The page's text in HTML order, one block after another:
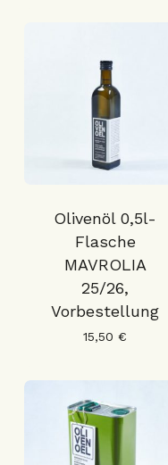
Olivenöl 0,5l-
Flasche
MAVROLIA
25/26,
Vorbestellung
15,50€